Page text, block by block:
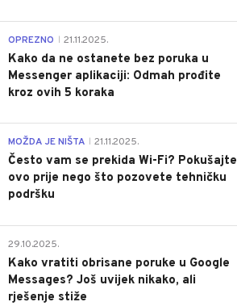
OPREZNO 21.11.2025.
Kako da ne ostanete bez poruka u
Messenger aplikaciji: Odmah prođite
kroz ovih 5 koraka
MOŽDA JE NIŠTA 21.11.2025.
Često vam se prekida Wi-Fi? Pokušajte
ovo prije nego što pozovete tehničku
podršku
29.10.2025.
Kako vratiti obrisane poruke u Google
Messages? Još uvijek nikako, ali
rješenje stiže